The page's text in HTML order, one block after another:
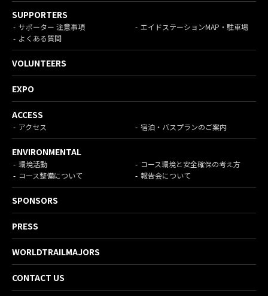
SUPPORTERS
サポーター 注意事項
エイドステーションMAP・駐車場
よくある質問
VOLUNTEERS
EXPO
ACCESS
アクセス 宿泊・バスプランのご案内
ENVIRONMENTAL
環境活動
コース環境と安全確保の考え方
コース整備について
報告会について
SPONSORS
PRESS
WORLDTRAILMAJORS
CONTACT US